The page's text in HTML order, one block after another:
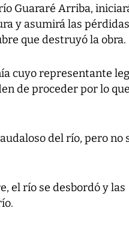
Guararé Arriba,
y asumirá las pérdidas
que destruyó la obra.
cuyo representante
de proceder por lo que
del río, pero no
el río se desbordó y las